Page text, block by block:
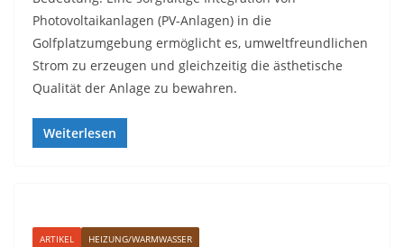
Photovoltaikanlagen (PV-Anlagen) in die
Golfplatzumgebung ermöglicht es, umweltfreundlichen
Strom zu erzeugen und gleichzeitig die ästhetische
Qualität der Anlage zu bewahren.
Weiterlesen
ARTIKEL HEIZUNG/WARMWASSER